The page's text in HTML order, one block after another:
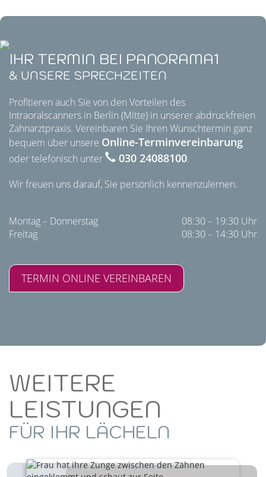
IHR TERMIN BEI PANORAMA1
& UNSERE SPRECHZEITEN
Profitieren auch Sie von den Vorteilen des
Intraoralscanners in Berlin (Mitte) in unserer abdruckfreien
Zahnarztpraxis. Vereinbaren Sie Ihren Wunschtermin ganz
bequem über unsere Online-Terminvereinbarung
oder telefonisch unter 030 24088100.
Wir freuen uns darauf, Sie persönlich kennenzulernen.
Montag – Donnerstag
08:30 – 19:30 Uhr
Freitag
08:30 – 14:30 Uhr
TERMIN ONLINE VEREINBAREN
WEITERE
LEISTUNGEN
FÜR IHR LÄCHELN